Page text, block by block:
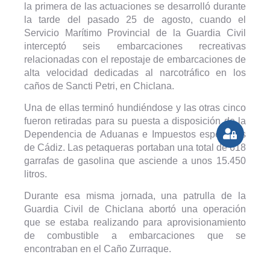
la primera de las actuaciones se desarrolló durante
la tarde del pasado 25 de agosto, cuando el
Servicio Marítimo Provincial de la Guardia Civil
interceptó seis embarcaciones recreativas
relacionadas con el repostaje de embarcaciones de
alta velocidad dedicadas al narcotráfico en los
caños de Sancti Petri, en Chiclana.
Una de ellas terminó hundiéndose y las otras cinco
fueron retiradas para su puesta a disposición de la
Dependencia de Aduanas e Impuestos especiales
de Cádiz. Las petaqueras portaban una total de 618
garrafas de gasolina que asciende a unos 15.450
litros.
Durante esa misma jornada, una patrulla de la
Guardia Civil de Chiclana abortó una operación
que se estaba realizando para aprovisionamiento
de combustible a embarcaciones que se
encontraban en el Caño Zurraque.